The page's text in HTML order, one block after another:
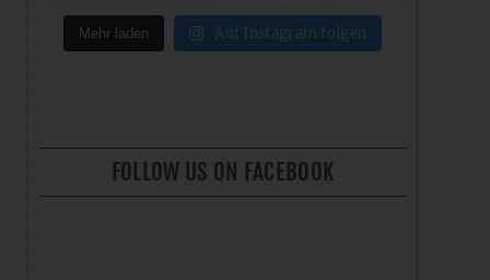
Mehr laden Auf Instagram folgen
FOLLOW US ON FACEBOOK